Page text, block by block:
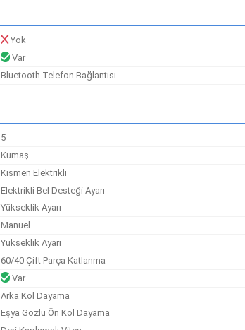
Yok
Var
Bluetooth Telefon Bağlantısı
5
Kumaş
Kısmen Elektrikli
Elektrikli Bel Desteği Ayarı
Yükseklik Ayarı
Manuel
Yükseklik Ayarı
60/40 Çift Parça Katlanma
Var
Arka Kol Dayama
Eşya Gözlü Ön Kol Dayama